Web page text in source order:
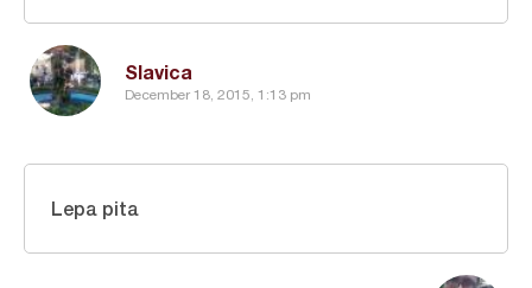
Slavica
December 18, 2015, 1:13 pm
Lepa pita